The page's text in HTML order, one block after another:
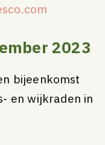
2023
bijeenkomst
en wijkraden in